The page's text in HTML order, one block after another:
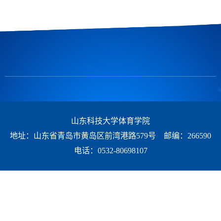
山东科技大学体育学院
地址：山东省青岛市黄岛区前湾港路579号 邮编：266590
电话：0532-80698107